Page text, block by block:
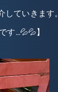
ていきます。
す…💦💦】